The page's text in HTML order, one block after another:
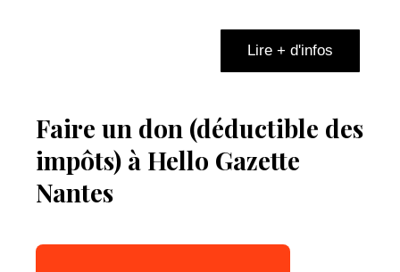
Lire + d'infos
Faire un don (déductible des
impôts) à Hello Gazette
Nantes